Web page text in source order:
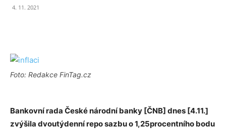
4. 11. 2021
Foto: Redakce FinTag.cz
Bankovní rada České národní banky [ČNB] dnes [4.11.]
zvýšila dvoutýdenní repo sazbu o 1,25procentního bodu